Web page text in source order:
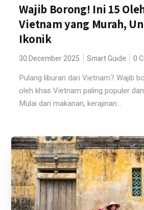
Wajib Borong! Ini 15
Vietnam yang Murah,
Ikonik
30 December 2025 Smart Guide 0
Pulang liburan dari Vietnam? Wajib
oleh khas Vietnam paling populer
Mulai dari makanan, kerajinan...